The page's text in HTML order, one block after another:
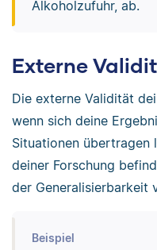
Alkoholzufuhr, ab.
Externe
Die externe Validität
wenn sich deine
Situationen übertragen
deiner Forschung
der Generalisierbarkeit
Beispiel